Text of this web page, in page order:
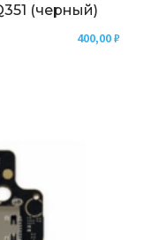
(черный)
400,00₽